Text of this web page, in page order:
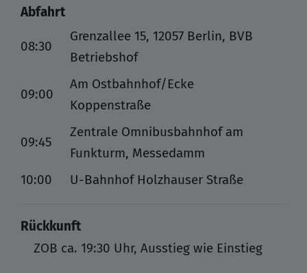
Abfahrt
08:30
Grenzallee 15, 12057 Berlin, BVB
Betriebshof
09:00
Am Ostbahnhof/Ecke
Koppenstraße
09:45
Zentrale Omnibusbahnhof am
Funkturm, Messedamm
10:00
U-Bahnhof Holzhauser Straße
Rückkunft
ZOB ca. 19:30 Uhr, Ausstieg wie Einstieg